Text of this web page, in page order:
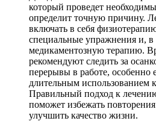
который проведет
определит точную причину.
включать в себя
специальные упражнения и, в
медикаментозную терапию.
рекомендуют следить за
перерывы в работе, особенно
длительным использованием
Правильный подход к
поможет избежать
улучшить качество жизни.